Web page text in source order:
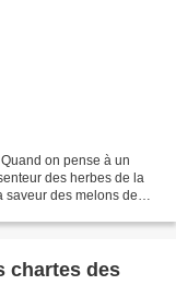
on pense à un
des herbes de la
saveur des melons de
chartes des